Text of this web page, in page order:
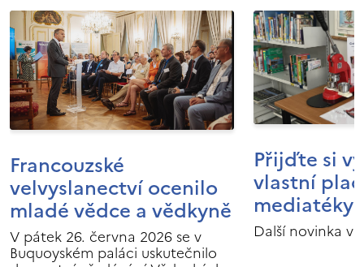
Francouzské
velvyslanectví ocenilo
mladé vědce a vědkyně
V pátek 26. června 2026 se v
Buquoyském paláci uskutečnilo
Přijďte si
vlastní
mediatéky
Další novinka v